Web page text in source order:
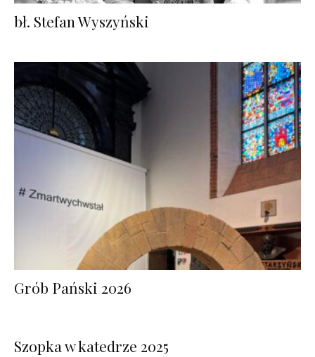
bł. Stefan Wyszyński
Grób Pański 2026
Szopka w katedrze 2025